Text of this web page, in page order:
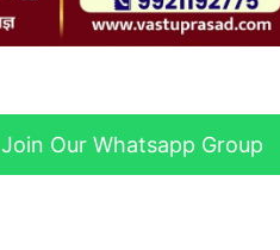
Join Our Whatsapp Group